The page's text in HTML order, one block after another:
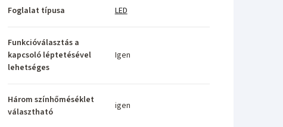
Foglalat típusa LED
Funkcióválasztás a
kapcsoló léptetésével
lehetséges
Igen
Három színhőméséklet
választható
igen